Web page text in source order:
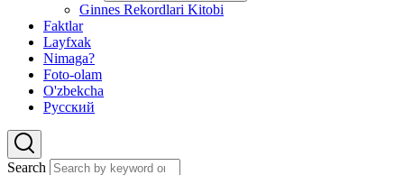
Ginnes Rekordlari Kitobi
Faktlar
Layfxak
Nimaga?
Foto-olam
O'zbekcha
Русский
Search